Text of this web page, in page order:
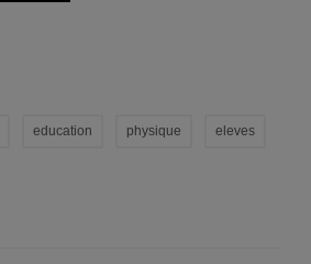
education physique eleves